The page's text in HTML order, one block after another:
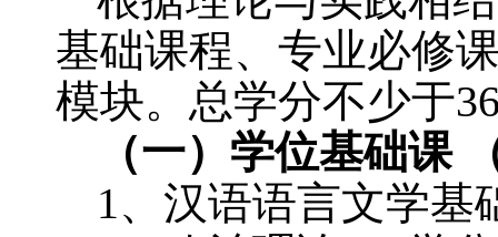
基础课程、专业必修
模块。总学分不少于
（一）学位基础课
1、汉语语言文学基